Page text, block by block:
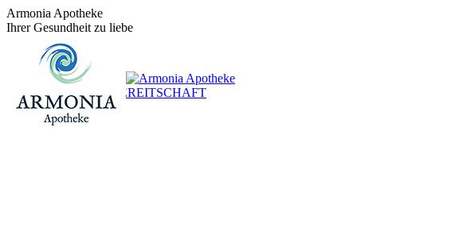
Zum
Inhalt
Armonia Apotheke
Ihrer Gesundheit zu liebe
+43 (0)1 / 48 624 14BEREITSCHAFT